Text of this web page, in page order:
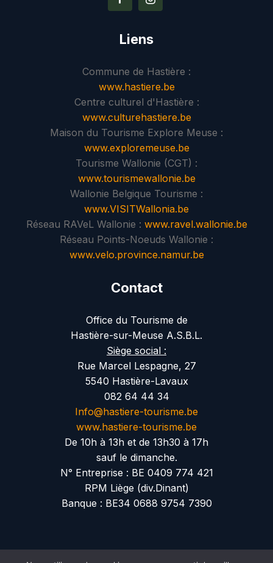
Liens
Commune de Hastière :
www.hastiere.be
Centre culturel d'Hastière :
www.culturehastiere.be
Maison du Tourisme Explore Meuse :
www.exploremeuse.be
Tourisme Wallonie (CGT) :
www.tourismewallonie.be
Wallonie Belgique Tourisme :
www.VISITWallonia.be
Réseau RAVeL Wallonie : www.ravel.wallonie.be
Réseau Points-Noeuds Wallonie :
www.velo.province.namur.be
Contact
Office du Tourisme de
Hastière-sur-Meuse A.S.B.L.
Siège social :
Rue Marcel Lespagne, 27
5540 Hastière-Lavaux
082 64 44 34
Info@hastiere-tourisme.be
www.hastiere-tourisme.be
De 10h à 13h et de 13h30 à 17h
sauf le dimanche.
N° Entreprise : BE 0409 774 421
RPM Liège (div.Dinant)
Banque : BE34 0688 9754 7390